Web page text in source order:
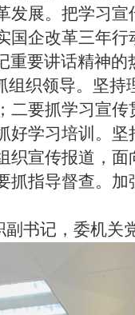
展。把学习
企改革三年行
要讲话精神
织领导。坚
要抓学习宣
学习培训。
宣传报道，
指导督查。
书记，委机关